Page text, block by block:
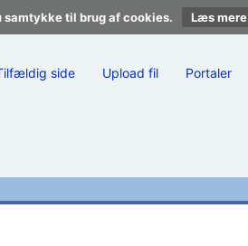
samtykke til brug af cookies. Læs mere
side Upload fil Portaler